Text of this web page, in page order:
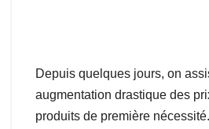
Depuis quelques jours, on
augmentation drastique des
produits de première